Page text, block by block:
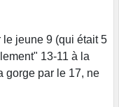
le jeune 9 (qui était 5
13-11 à la
gorge par le 17, ne